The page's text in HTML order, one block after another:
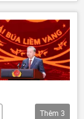
Thêm 3